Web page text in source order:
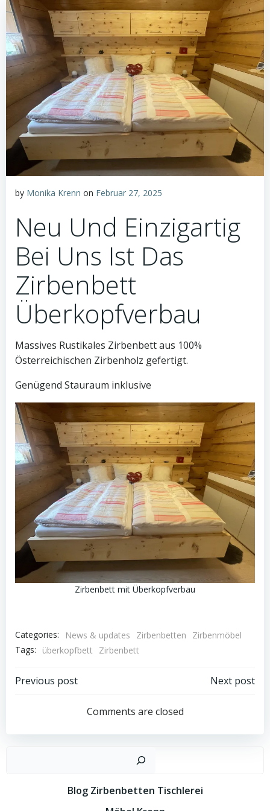
by Monika Krenn on Februar 27, 2025
Neu Und Einzigartig
Bei Uns Ist Das
Zirbenbett
Überkopfverbau
Massives Rustikales Zirbenbett aus 100%
Österreichischen Zirbenholz gefertigt.
Genügend Stauraum inklusive
Zirbenbett mit Überkopfverbau
Categories: News & updates Zirbenbetten
Zirbenmöbel
Tags:
überkopfbett Zirbenbett
Post
Navigation
Previous post
Navigation
Next post
Comments are closed
Blog Zirbenbetten Tischlerei